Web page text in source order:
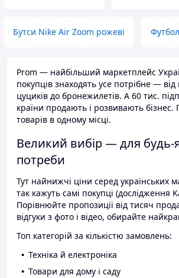
Бутси Nike Air Zoom рожеві
Prom — найбільший маркетплейс
покупців знаходять усе потрібне —
цуциків до бронежилетів. А 60 тис.
країни продають і розвивають
товарів в одному місці.
Великий вибір — для будь-
потреби
Тут найнижчі ціни серед українських
так кажуть самі покупці (дослідження
Порівнюйте пропозиції від тисяч
відгуки з фото і відео, обирайте
Топ категорій за кількістю замовлень:
Техніка й електроніка
Товари для дому і саду